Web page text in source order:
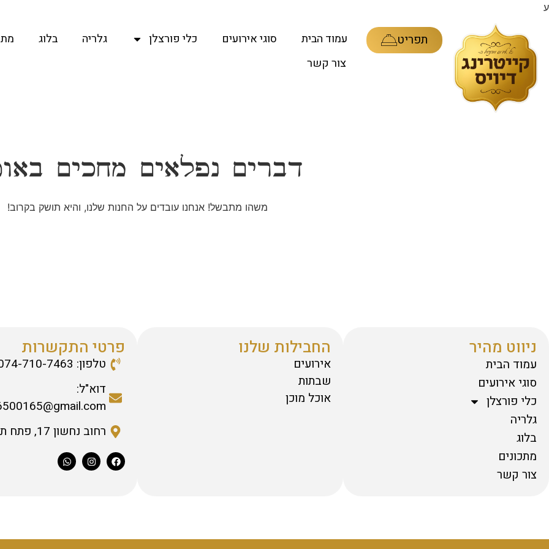
ע
תפריט עמוד הבית סוגי אירועים כלי פורצלן גלריה בלוג
צור קשר
דברים נפלאים מחכים
משהו מתבשל! אנחנו עובדים על החנות שלנו, והיא תושק בקרוב!
ניווט מהיר
עמוד הבית
סוגי אירועים
כלי פורצלן
גלריה
בלוג
מתכונים
צור קשר
החבילות שלנו
אירועים
שבתות
אוכל מוכן
פרטי התקשרות
טלפון: 074-710-7463
דוא"ל:
רחוב נחשון 17, פתח תקווה